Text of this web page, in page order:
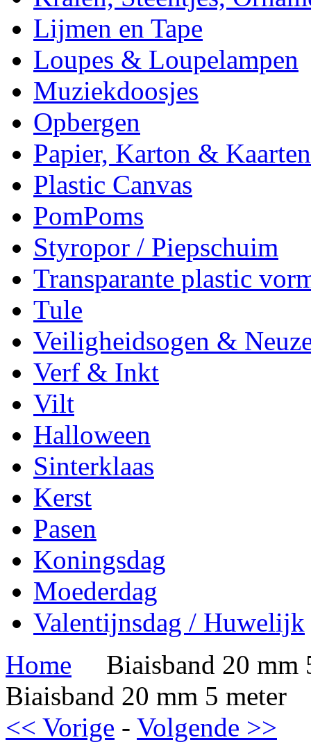
Lijmen en Tape
Loupes & Loupelampen
Muziekdoosjes
Opbergen
Papier, Karton & Kaarten
Plastic Canvas
PomPoms
Styropor / Piepschuim
Transparante plastic
Tule
Veiligheidsogen &
Verf & Inkt
Vilt
Halloween
Sinterklaas
Kerst
Pasen
Koningsdag
Moederdag
Valentijnsdag / Huwelijk
Home
Biaisband 20 mm
Biaisband 20 mm 5 meter
<< Vorige - Volgende >>